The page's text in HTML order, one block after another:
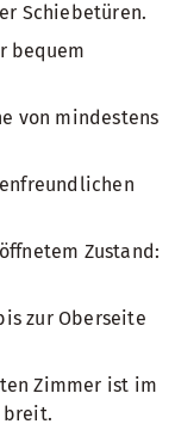
Schiebetüren.
bequem
von mindestens
Zustand:
zur Oberseite
Zimmer ist im
breit.